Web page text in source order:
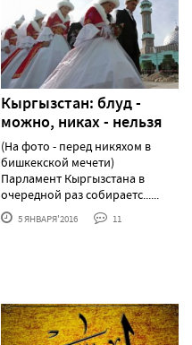
Кыргызстан: блуд -
можно, никах - нельзя
(На фото - перед никяхом в
бишкекской мечети)
Парламент Кыргызстана в
очередной раз собираетс......
5 ЯНВАРЯ'2016 11